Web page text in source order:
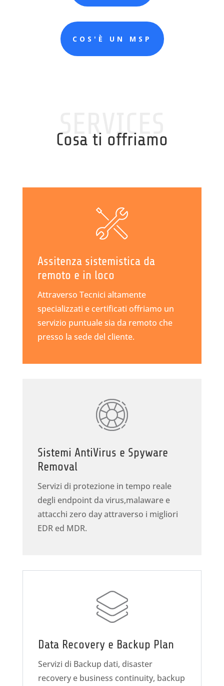
COS'È UN MSP
SERVICES
Cosa ti offriamo
Assitenza sistemistica da
remoto e in loco
Attraverso Tecnici altamente
specializzati e certificati offriamo un
servizio puntuale sia da remoto che
presso la sede del cliente.
Sistemi AntiVirus e Spyware
Removal
Servizi di protezione in tempo reale
degli endpoint da virus,malaware e
attacchi zero day attraverso i migliori
EDR ed MDR.
Data Recovery e Backup Plan
Servizi di Backup dati, disaster
recovery e business continuity, backup